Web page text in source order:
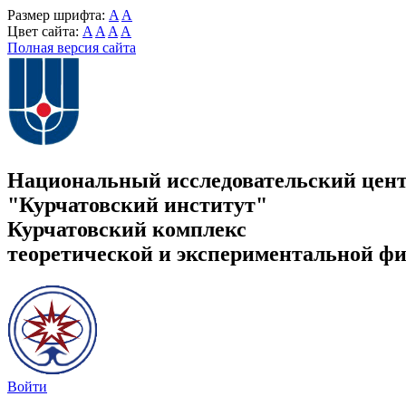
Размер шрифта: A A
Цвет сайта: A A A A
Полная версия сайта
Национальный исследовательский
"Курчатовский институт"
Курчатовский комплекс
теоретической и экспериментальной
Войти